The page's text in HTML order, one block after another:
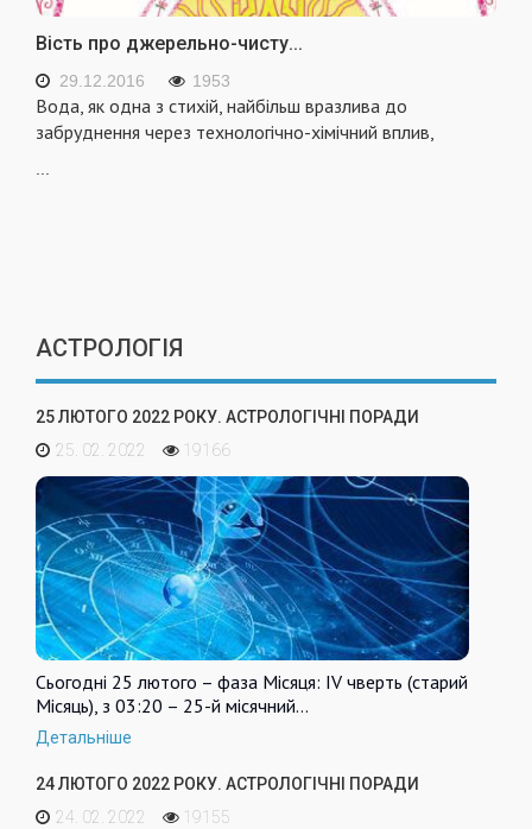
Вість про джерельно-чисту...
29.12.2016 1953
Вода, як одна з стихій, найбільш вразлива до
забруднення через технологічно-хімічний вплив,
АСТРОЛОГІЯ
25 ЛЮТОГО 2022 РОКУ. АСТРОЛОГІЧНІ ПОРАДИ
25. 02. 2022
19166
Сьогодні 25 лютого – фаза Місяця: IV чверть (старий
Місяць), з 03:20 – 25-й місячний…
Детальніше
24 ЛЮТОГО 2022 РОКУ. АСТРОЛОГІЧНІ ПОРАДИ
24. 02. 2022
19155